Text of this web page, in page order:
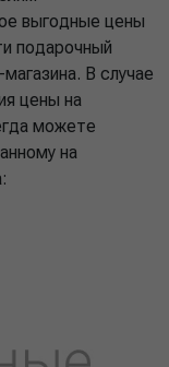
выгодные цены
подарочный
В случае
цены на
можете
на